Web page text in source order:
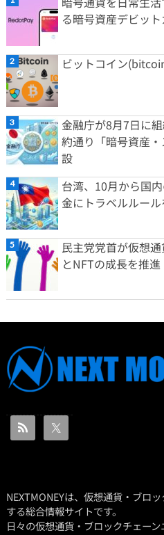
る暗号資産デビッ
ビットコイン
金融庁が8月7日に
約通り「暗号資産
設
台湾、10月から国
金にトラベルルー
民主党党首が仮想
とNFTの成長を推進
NEXTMONEYは、仮想通貨・ブロ
する総合情報サイトです。
日々の仮想通貨・ブロックチェー